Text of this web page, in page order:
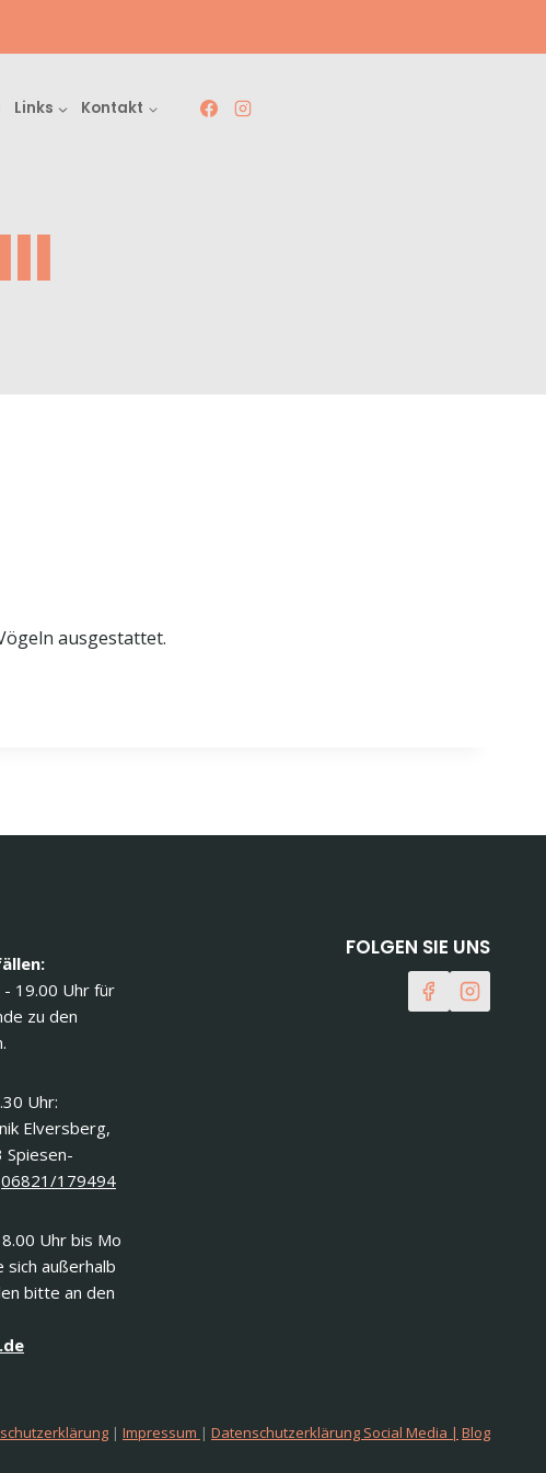
Links Kontakt
ausgestattet.
19.00 Uhr für
zu den
Uhr:
Elversberg,
06821/179494
Uhr bis Mo
sich außerhalb
bitte an den
FOLGEN SIE UNS
| Impressum | Datenschutzerklärung Social Media | Blog